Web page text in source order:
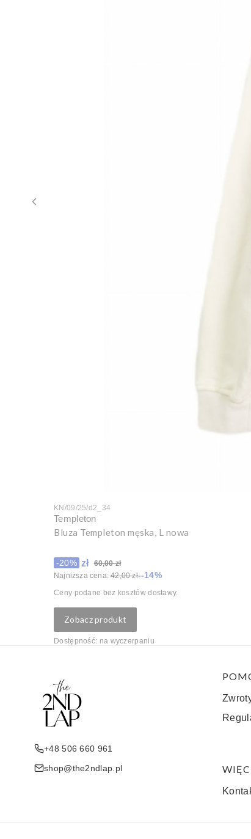
KN/09/25/d2_34
Bluza Templeton męska, L nowa
Templeton
Cena promocyjna
48,00 zł 60,00 zł
-20%
Najniższa cena: 42,00 zł--14%
Ceny podane bez kosztów dostawy.
Zobacz produkt
Dostępność: na wyczerpaniu
+48 506 660 961
shop@the2ndlap.pl